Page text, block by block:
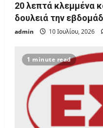
20 λεπτά κλεμμένα
δουλειά την
admin 10 Ιουλίου, 2026
1 minute read